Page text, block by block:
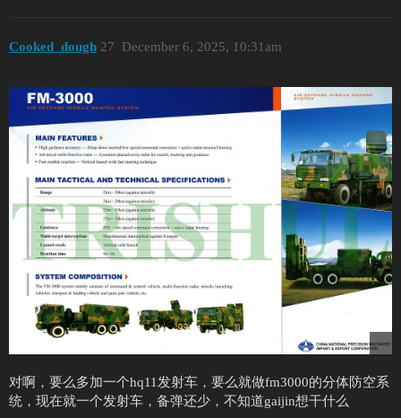
Cooked_dough December 6, 2025, 10:31am
27
对啊，要么多加一个hq11发射车，要么就做fm3000的分体防空系
统，现在就一个发射车，备弹还少，不知道gaijin想干什么